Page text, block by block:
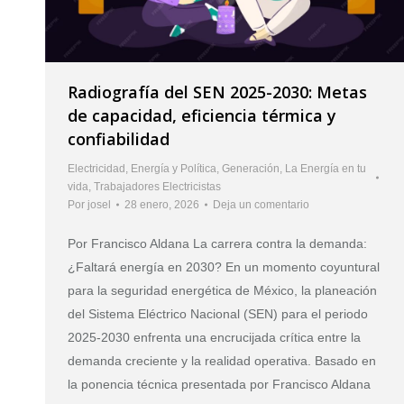
Radiografía del SEN 2025-2030: Metas
de capacidad, eficiencia térmica y
confiabilidad
Electricidad , Energía y Política, Generación, La Energía en tu
vida, Trabajadores Electricistas
Por josel 28 enero, 2026 Deja un comentario
Por Francisco Aldana La carrera contra la demanda:
¿Faltará energía en 2030? En un momento coyuntural
para la seguridad energética de México, la planeación
del Sistema Eléctrico Nacional (SEN) para el periodo
2025-2030 enfrenta una encrucijada crítica entre la
demanda creciente y la realidad operativa. Basado en
la ponencia técnica presentada por Francisco Aldana